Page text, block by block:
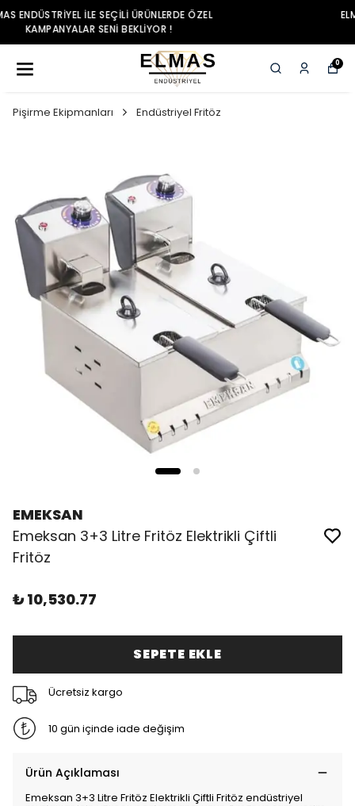
ELMAS ENDÜSTRIYEL ILE SEÇILI ÜRÜNLERDE ÖZEL
KAMPANYALAR SENI BEKLIYOR !
0
Pişirme Ekipmanları Endüstriyel Fritöz
EMEKSAN
Emeksan 3+3 Litre Fritöz Elektrikli Çiftli
Fritöz
₺ 10,530.77
SEPETE EKLE
Ücretsiz kargo
10 gün içinde iade değişim
Ürün Açıklaması
Emeksan 3+3 Litre Fritöz Elektrikli Çiftli Fritöz endüstriyel